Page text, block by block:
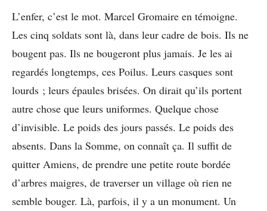
L’enfer, c’est le mot. Marcel Gromaire en témoigne.
Les cinq soldats sont là, dans leur cadre de bois. Ils ne
bougent pas. Ils ne bougeront plus jamais. Je les ai
regardés longtemps, ces Poilus. Leurs casques sont
lourds ; leurs épaules brisées. On dirait qu’ils portent
autre chose que leurs uniformes. Quelque chose
d’invisible. Le poids des jours passés. Le poids des
absents. Dans la Somme, on connaît ça. Il suffit de
quitter Amiens, de prendre une petite route bordée
d’arbres maigres, de traverser un village où rien ne
semble bouger. Là, parfois, il y a un monument. Un